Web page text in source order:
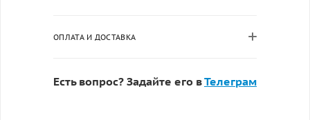
ОПЛАТА И ДОСТАВКА
Есть вопрос? Задайте его вТелеграм